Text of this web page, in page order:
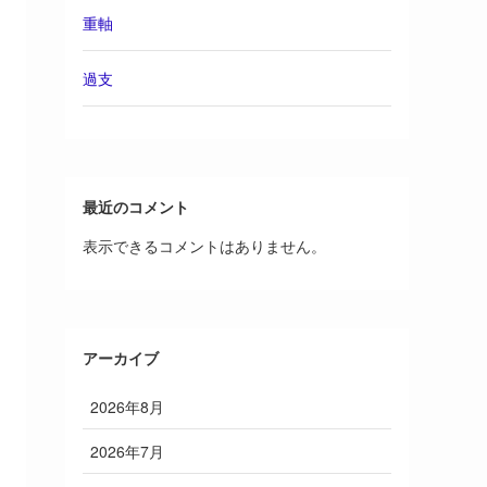
重軸
過支
最近のコメント
表示できるコメントはありません。
アーカイブ
2026年8月
2026年7月